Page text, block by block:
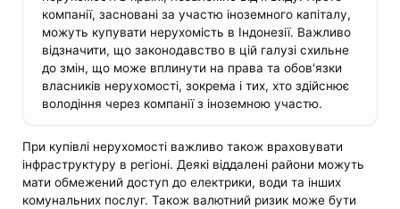
компанії, засновані за участю іноземного капіталу,
можуть купувати нерухомість в Індонезії. Важливо
відзначити, що законодавство в цій галузі схильне
до змін, що може вплинути на права та обов'язки
власників нерухомості, зокрема і тих, хто здійснює
володіння через компанії з іноземною участю.
При купівлі нерухомості важливо також враховувати
інфраструктуру в регіоні. Деякі віддалені райони можуть
мати обмежений доступ до електрики, води та інших
комунальних послуг. Також валютний ризик може бути